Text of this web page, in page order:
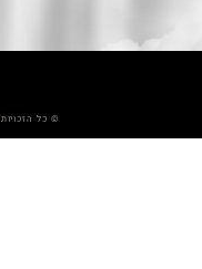
© כל הזכויות